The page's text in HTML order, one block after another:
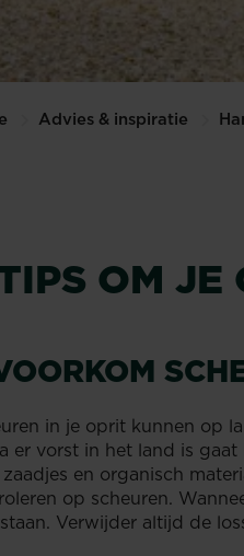
Advies & inspiratie
OM JE
in je oprit kunnen op
er vorst in het land is
en organisch
op scheuren.
Verwijder altijd de